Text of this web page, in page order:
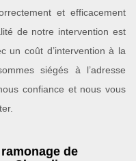
et efficacement
de notre intervention est
un coût d’intervention à la
siégés à l’adresse
confiance et nous vous
de